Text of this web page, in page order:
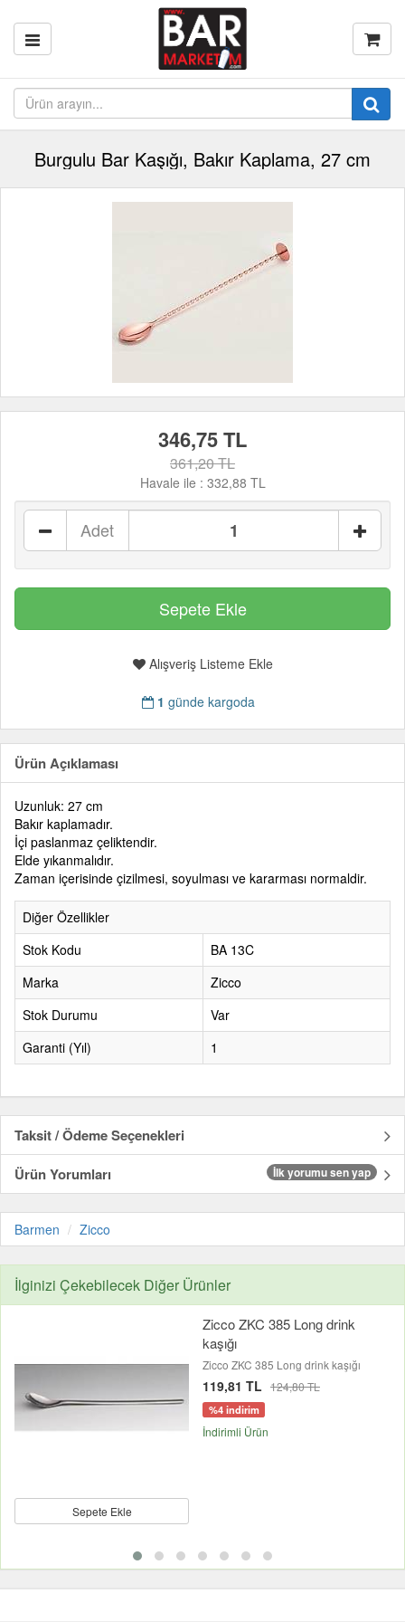
Burgulu Bar Kaşığı, Bakır Kaplama, 27 cm
346,75 TL
361,20 TL
Havale ile : 332,88 TL
Adet
Alışveriş Listeme Ekle
1 günde kargoda
Ürün Açıklaması
Uzunluk: 27 cm
Bakır kaplamadır.
İçi paslanmaz çeliktendir.
Elde yıkanmalıdır.
Zaman içerisinde çizilmesi, soyulması ve kararması normaldir.
Diğer Özellikler
Stok Kodu
BA 13C
Marka
Zicco
Stok Durumu
Var
Garanti (Yıl)
1
Taksit / Ödeme Seçenekleri
Ürün Yorumları
İlk yorumu sen yap
Barmen Zicco
İlginizi Çekebilecek Diğer Ürünler
Sepete Ekle
Zicco ZKC 385 Long drink
kaşığı
Zicco ZKC 385 Long drink kaşığı
119,81 TL 124,80 TL
%4 indirim
İndirimli Ürün